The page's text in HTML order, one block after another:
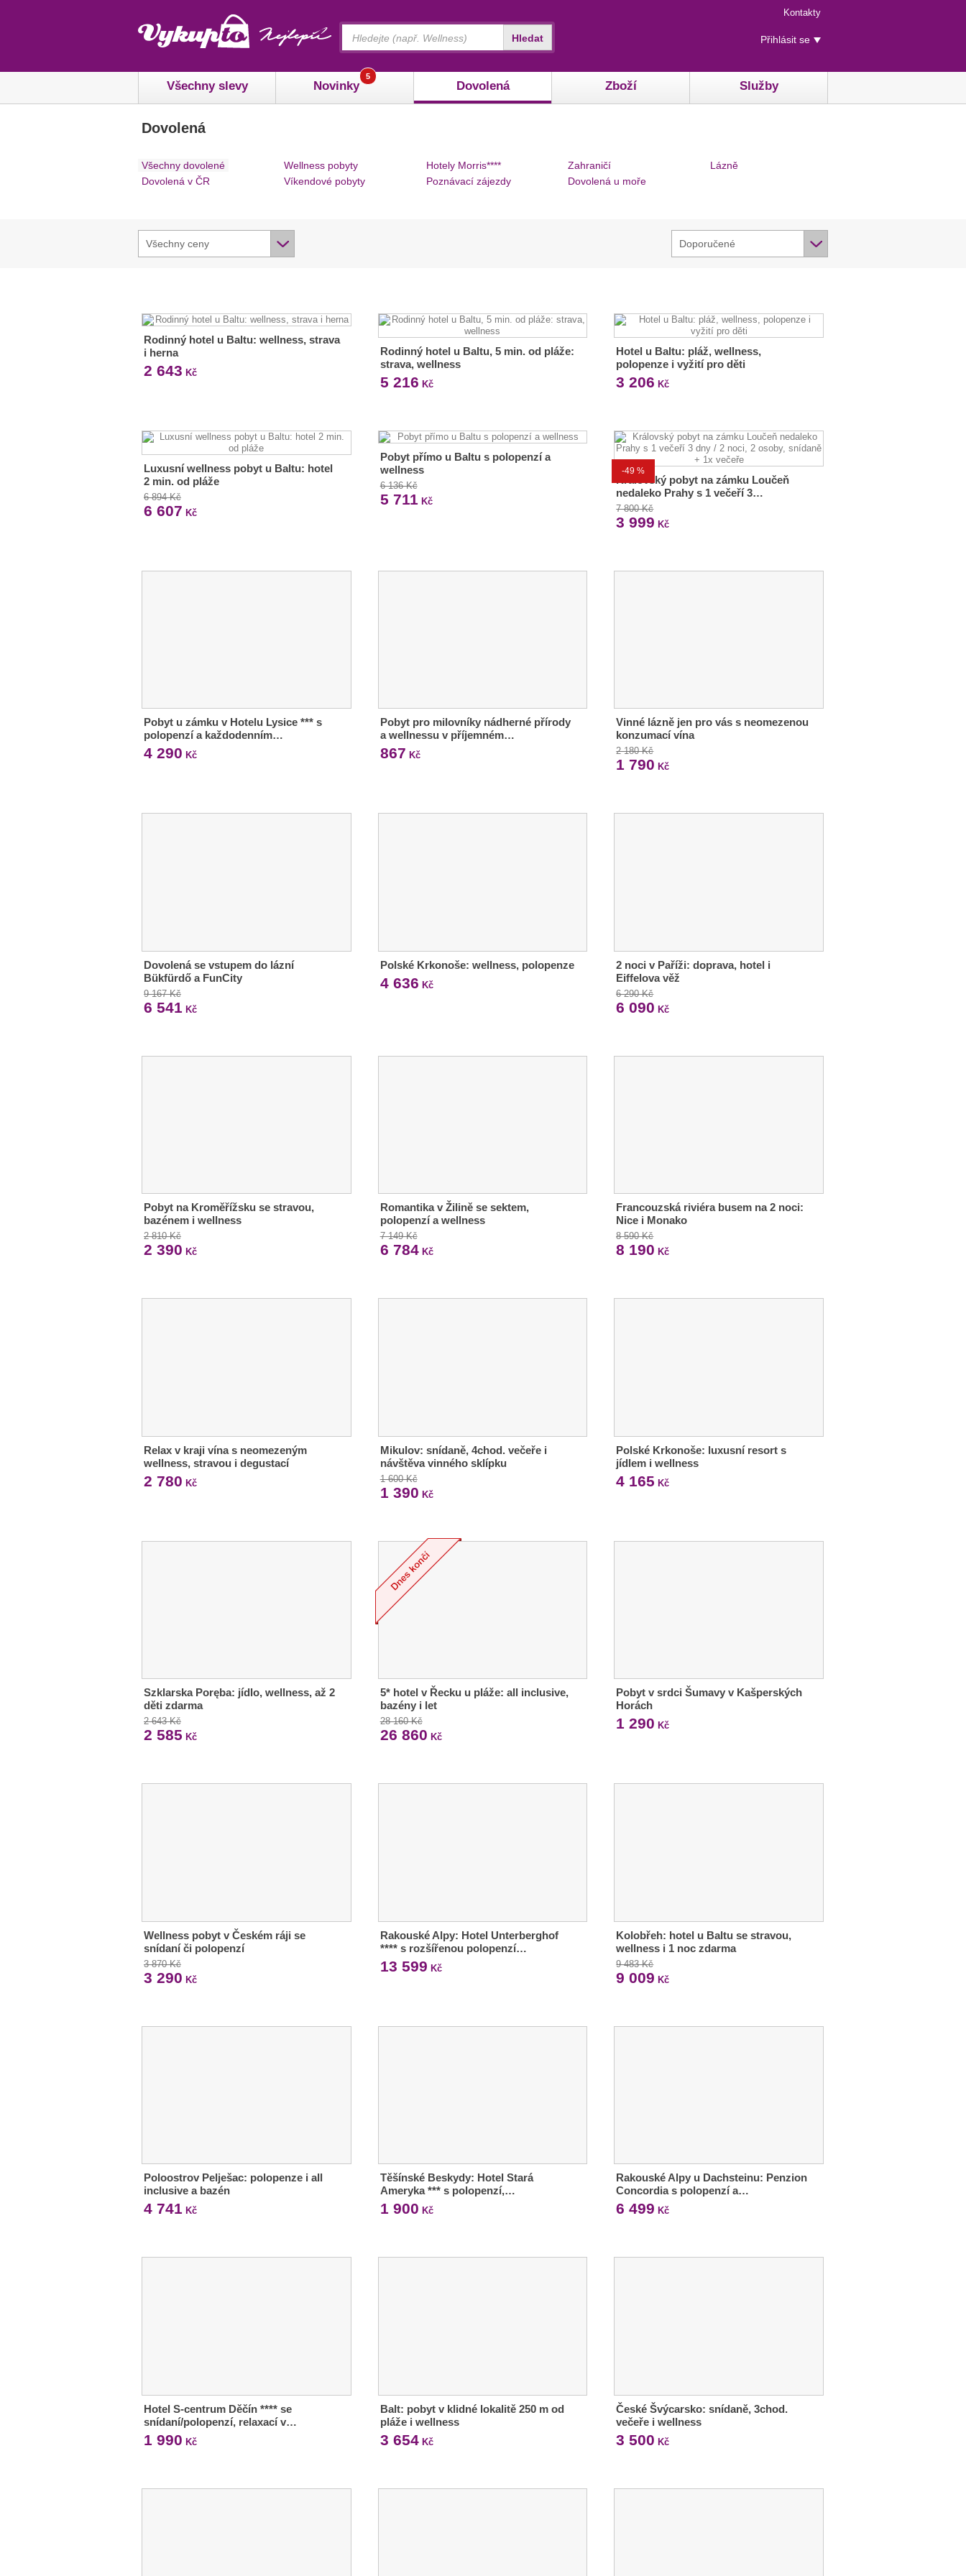
Menu
rychlého
přístupu
Kontakty
Uživatelské
menu
Přihlásit se
Všechny slevy Novinky
5
Dovolená Zboží Služby
Hledat
Dovolená
Všechny dovolené
Dovolená v ČR
Wellness pobyty
Víkendové pobyty
Hotely Morris****
Poznávací zájezdy
Zahraničí
Dovolená u moře
Lázně
Všechny ceny Doporučené
Rodinný hotel u Baltu: wellness, strava
i herna
2 643 Kč
Rodinný hotel u Baltu, 5 min. od pláže:
strava, wellness
5 216 Kč
Hotel u Baltu: pláž, wellness,
polopenze i vyžití pro děti
3 206 Kč
Luxusní wellness pobyt u Baltu: hotel
2 min. od pláže
6 894 Kč
6 607 Kč
Pobyt přímo u Baltu s polopenzí a
wellness
6 136 Kč
5 711 Kč
-49 %
Královský pobyt na zámku Loučeň
nedaleko Prahy s 1 večeří 3…
7 800 Kč
3 999 Kč
Pobyt u zámku v Hotelu Lysice *** s
polopenzí a každodenním…
4 290 Kč
Pobyt pro milovníky nádherné přírody
a wellnessu v příjemném…
867 Kč
Vinné lázně jen pro vás s neomezenou
konzumací vína
2 180 Kč
1 790 Kč
Dovolená se vstupem do lázní
Bükfürdő a FunCity
9 167 Kč
6 541 Kč
Polské Krkonoše: wellness, polopenze
4 636 Kč
2 noci v Paříži: doprava, hotel i
Eiffelova věž
6 290 Kč
6 090 Kč
Pobyt na Kroměřížsku se stravou,
bazénem i wellness
2 810 Kč
2 390 Kč
Romantika v Žilině se sektem,
polopenzí a wellness
7 149 Kč
6 784Kč
Francouzská riviéra busem na 2 noci:
Nice i Monako
8 590 Kč
8 190 Kč
Relax v kraji vína s neomezeným
wellness, stravou i degustací
2 780 Kč
Mikulov: snídaně, 4chod. večeře i
návštěva vinného sklípku
1 600 Kč
1 390 Kč
Polské Krkonoše: luxusní resort s
jídlem i wellness
4 165 Kč
Szklarska Poręba: jídlo, wellness, až 2
děti zdarma
2 643 Kč
2 585 Kč
5* hotel v Řecku u pláže: all inclusive,
bazény i let
28 160 Kč
26 860 Kč
Pobyt v srdci Šumavy v Kašperských
Horách
1 290 Kč
Wellness pobyt v Českém ráji se
snídaní či polopenzí
3 870 Kč
3 290 Kč
Rakouské Alpy: Hotel Unterberghof
**** s rozšířenou polopenzí…
13 599 Kč
Kolobřeh: hotel u Baltu se stravou,
wellness i 1 noc zdarma
9 483 Kč
9 009 Kč
Poloostrov Pelješac: polopenze i all
inclusive a bazén
4 741 Kč
Těšínské Beskydy: Hotel Stará
Ameryka *** s polopenzí,…
1 900 Kč
Rakouské Alpy u Dachsteinu: Penzion
Concordia s polopenzí a…
6 499 Kč
Hotel S-centrum Děčín **** se
snídaní/polopenzí, relaxací v…
1 990 Kč
Balt: pobyt v klidné lokalitě 250 m od
pláže i wellness
3 654Kč
České Švýcarsko: snídaně, 3chod.
večeře i wellness
3 500 Kč